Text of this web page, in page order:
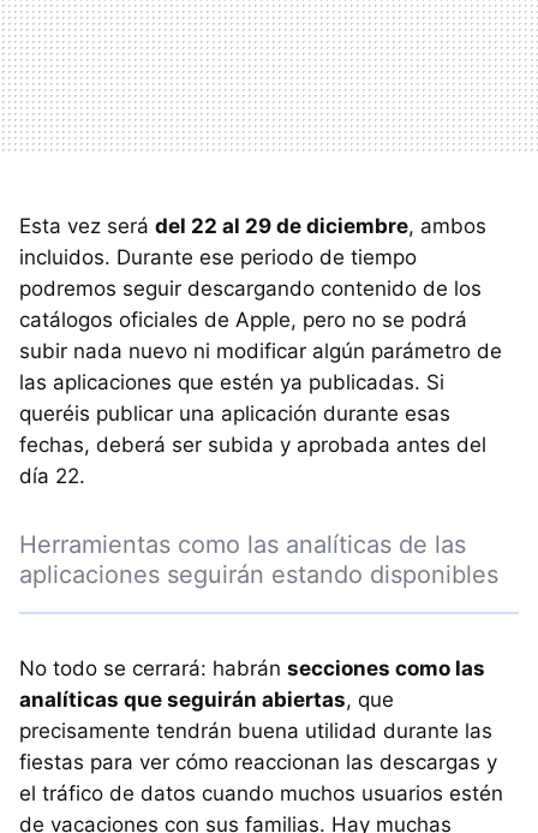
Esta vez será del 22 al 29 de diciembre, ambos
incluidos. Durante ese periodo de tiempo
podremos seguir descargando contenido de los
catálogos oficiales de Apple, pero no se podrá
subir nada nuevo ni modificar algún parámetro de
las aplicaciones que estén ya publicadas. Si
queréis publicar una aplicación durante esas
fechas, deberá ser subida y aprobada antes del
día 22.
Herramientas como las analíticas de las
aplicaciones seguirán estando disponibles
No todo se cerrará: habrán secciones como las
analíticas que seguirán abiertas, que
precisamente tendrán buena utilidad durante las
fiestas para ver cómo reaccionan las descargas y
el tráfico de datos cuando muchos usuarios estén
de vacaciones con sus familias. Hay muchas